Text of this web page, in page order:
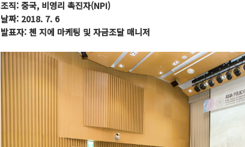
조직: 중국, 비영리 촉진자(NPI)
날짜: 2018. 7. 6
발표자: 첸 지에 마케팅 및 자금조달 매니저